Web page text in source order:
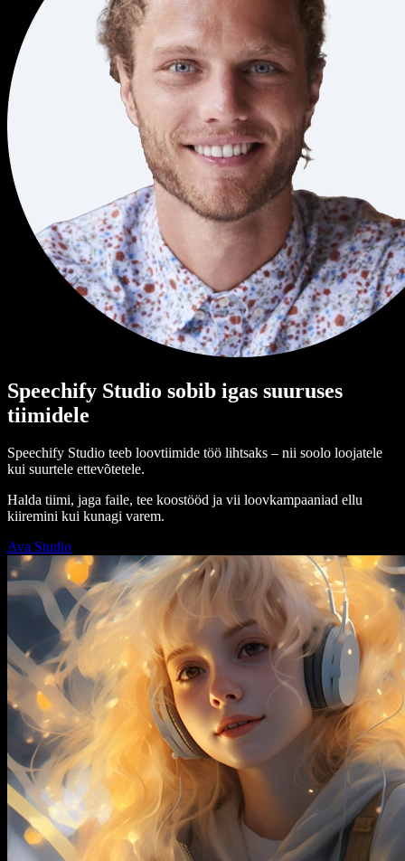
Speechify Studio sobib igas suuruses
tiimidele
Speechify Studio teeb loovtiimide töö lihtsaks – nii soolo loojatele
kui suurtele ettevõtetele.
Halda tiimi, jaga faile, tee koostööd ja vii loovkampaaniad ellu
kiiremini kui kunagi varem.
Ava Studio